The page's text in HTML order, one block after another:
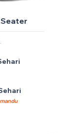
Seater